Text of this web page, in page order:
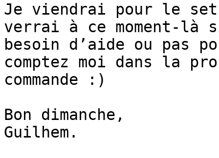
Je viendrai pour le
verrai à ce moment-là
besoin d’aide ou pas
comptez moi dans la
commande :)
Bon dimanche,
Guilhem.